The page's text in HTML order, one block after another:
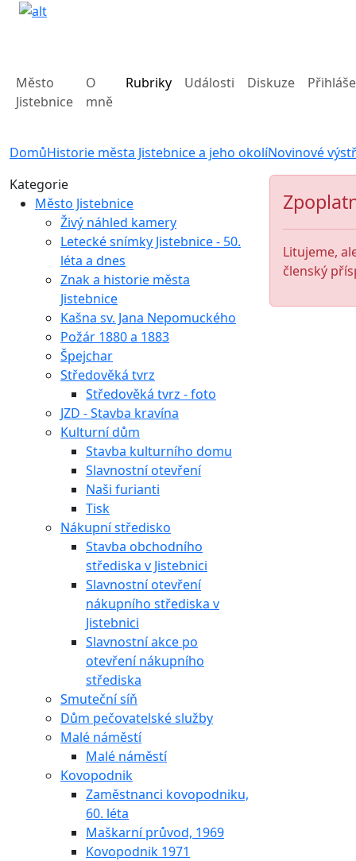
Město
Jistebnice
O
mně
Rubriky Události Diskuze
DomůHistorie města Jistebnice a jeho okolíNovinové
Litujeme,
členský
Kategorie
Město Jistebnice
Živý náhled kamery
Letecké snímky Jistebnice - 50.
léta a dnes
Znak a historie města
Jistebnice
Kašna sv. Jana Nepomuckého
Požár 1880 a 1883
Špejchar
Středověká tvrz
Středověká tvrz - foto
JZD - Stavba kravína
Kulturní dům
Stavba kulturního domu
Slavnostní otevření
Naši furianti
Tisk
Nákupní středisko
Stavba obchodního
střediska v Jistebnici
Slavnostní otevření
nákupního střediska v
Jistebnici
Slavnostní akce po
otevření nákupního
střediska
Smuteční síň
Dům pečovatelské služby
Malé náměstí
Malé náměstí
Kovopodnik
Zaměstnanci kovopodniku,
60. léta
Maškarní průvod, 1969
Kovopodnik 1971